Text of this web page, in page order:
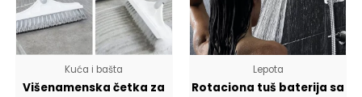
Kuća i bašta
Višenamenska četka za
Lepota
Rotaciona tuš baterija sa